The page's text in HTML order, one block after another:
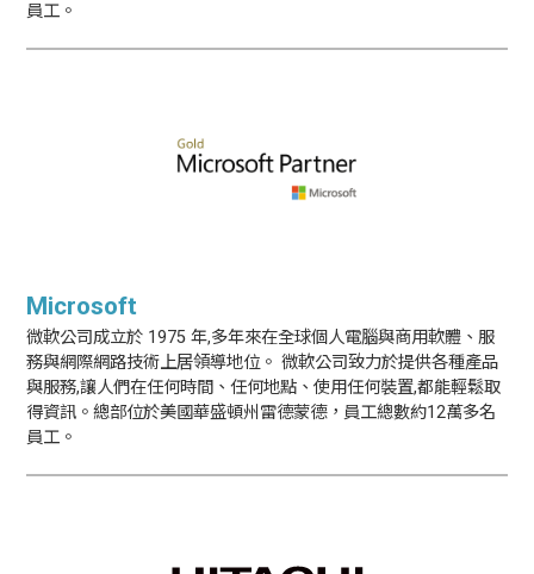
員工。
Microsoft
微軟公司成立於 1975 年,多年來在全球個人電腦與商用軟體、服
務與網際網路技術上居領導地位。 微軟公司致力於提供各種產品
與服務,讓人們在任何時間、任何地點、使用任何裝置,都能輕鬆取
得資訊。總部位於美國華盛頓州雷德蒙德，員工總數約12萬多名
員工。